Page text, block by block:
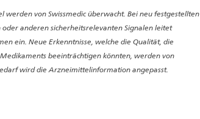
werden von Swissmedic überwacht. Bei neu festgestellten
anderen sicherheitsrelevanten Signalen leitet
ein. Neue Erkenntnisse, welche die Qualität, die
beeinträchtigen könnten, werden von
wird die Arzneimittelinformation angepasst.